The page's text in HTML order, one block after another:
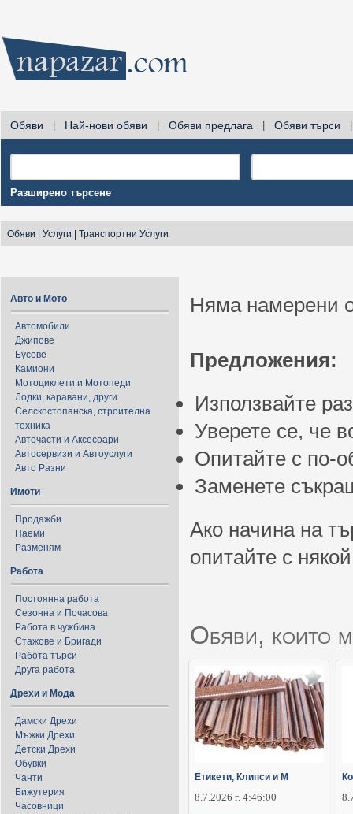
Обяви Най-нови обяви Обяви предлага Обяви търси
Разширено търсене
Обяви Услуги Транспортни Услуги
Авто и Мото
Автомобили
Джипове
Бусове
Камиони
Мотоциклети и Мотопеди
Лодки, каравани, други
Селскостопанска, строителна
техника
Авточасти и Аксесоари
Автосервизи и Автоуслуги
Авто Разни
Имоти
Продажби
Наеми
Разменям
Работа
Постоянна работа
Сезонна и Почасова
Работа в чужбина
Стажове и Бригади
Работа търси
Друга работа
Дрехи и Мода
Дамски Дрехи
Мъжки Дрехи
Детски Дрехи
Обувки
Чанти
Бижутерия
Часовници
Няма намерени
Предложения:
Използвайте
Уверете се, че
Опитайте с по-
Заменете
Ако начина на
опитайте с
Обяви, които
Етикети, Клипси и М
8.7.2026 г. 4:46:00